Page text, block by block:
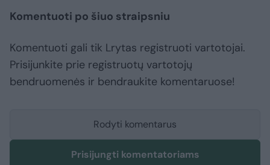
Komentuoti po šiuo straipsniu
Komentuoti gali tik Lrytas registruoti vartotojai.
Prisijunkite prie registruotų vartotojų
bendruomenės ir bendraukite komentaruose!
Rodyti komentarus
Prisijungti komentatoriams